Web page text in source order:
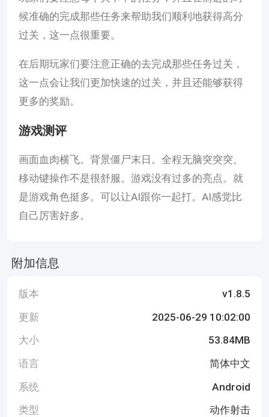
候准确的完成那些任务来帮助我们顺利地获得高分
过关，这一点很重要。
在后期玩家们要注意正确的去完成那些任务过关，
这一点会让我们更加快速的过关，并且还能够获得
更多的奖励。
游戏测评
画面血肉横飞。背景僵尸末日。全程无脑突突突。
移动键操作不是很舒服。游戏没有过多的亮点。就
是游戏角色挺多。可以让AI跟你一起打。AI感觉比
自己厉害好多。
附加信息
版本
v1.8.5
更新
2025-06-29 10:02:00
大小
53.84MB
语言
简体中文
系统
Android
类型
动作射击